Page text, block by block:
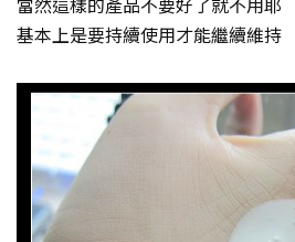
基本上是要持續使用才能繼續維持